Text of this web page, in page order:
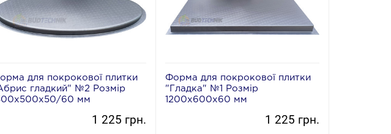
для покрокової плитки
гладкий" №2 Розмір
60 мм
1 225 грн.
Форма для покрокової плитки
"Гладка" №1 Розмір
1200х600х60 мм
1 225 грн.